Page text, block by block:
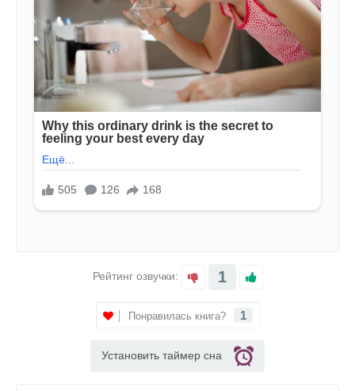
Рейтинг озвучки: 1
Понравилась книга? 1
Установить таймер сна